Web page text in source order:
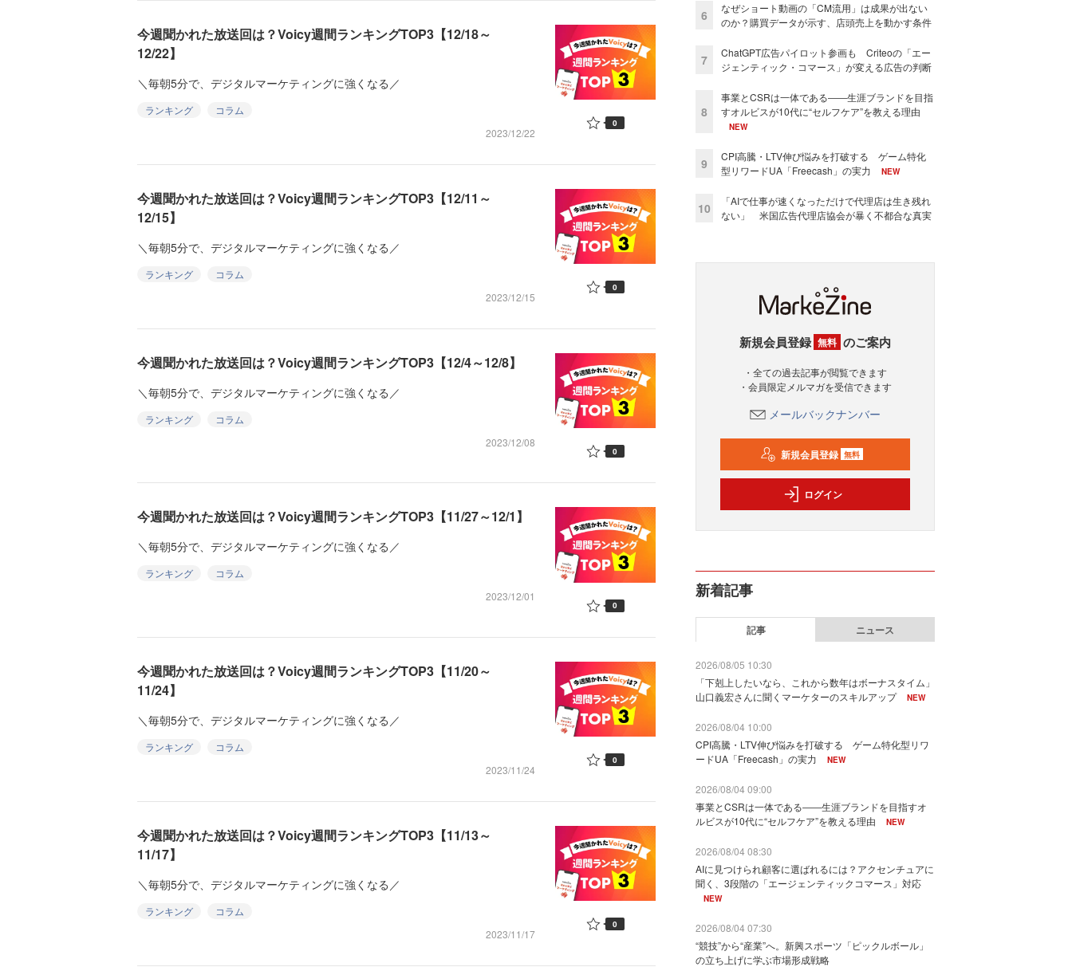
今週聞かれた放送回は？Voicy週間ランキングTOP3【12/18～
12/22】
＼毎朝5分で、デジタルマーケティングに強くなる／
ランキング
コラム
2023/12/22
0
今週聞かれた放送回は？Voicy週間ランキングTOP3【12/11～
12/15】
＼毎朝5分で、デジタルマーケティングに強くなる／
ランキング
コラム
2023/12/15
0
今週聞かれた放送回は？Voicy週間ランキングTOP3【12/4～12/8】
＼毎朝5分で、デジタルマーケティングに強くなる／
ランキング
コラム
2023/12/08
0
今週聞かれた放送回は？Voicy週間ランキングTOP3【11/27～12/1】
＼毎朝5分で、デジタルマーケティングに強くなる／
ランキング
コラム
2023/12/01
0
今週聞かれた放送回は？Voicy週間ランキングTOP3【11/20～
11/24】
＼毎朝5分で、デジタルマーケティングに強くなる／
ランキング
コラム
2023/11/24
0
今週聞かれた放送回は？Voicy週間ランキングTOP3【11/13～
11/17】
＼毎朝5分で、デジタルマーケティングに強くなる／
ランキング
コラム
2023/11/17
0
6
なぜショート動画の「CM流用」は成果が出ない
のか？購買データが示す、店頭売上を動かす条件
7
ChatGPT広告パイロット参画も Criteoの「エー
ジェンティック・コマース」が変える広告の判断
8
事業とCSRは一体である――生涯ブランドを目指
すオルビスが10代に“セルフケア”を教える理由
NEW
9
CPI高騰・LTV伸び悩みを打破する ゲーム特化
型リワードUA「Freecash」の実力
NEW
10
「AIで仕事が速くなっただけで代理店は生き残れ
ない」 米国広告代理店協会が暴く不都合な真実
新規会員登録 無料 のご案内
・全ての過去記事が閲覧できます
・会員限定メルマガを受信できます
メールバックナンバー
新規会員登録 無料
ログイン
新着記事
記事 ニュース
2026/08/05 10:30
「下剋上したいなら、これから数年はボーナスタイム」
山口義宏さんに聞くマーケターのスキルアップ
NEW
2026/08/04 10:00
CPI高騰・LTV伸び悩みを打破する ゲーム特化型リワ
ードUA「Freecash」の実力
NEW
2026/08/04 09:00
事業とCSRは一体である――生涯ブランドを目指すオ
ルビスが10代に“セルフケア”を教える理由
NEW
2026/08/04 08:30
AIに見つけられ顧客に選ばれるには？アクセンチュアに
聞く、3段階の「エージェンティックコマース」対応
NEW
2026/08/04 07:30
“競技”から“産業”へ。新興スポーツ「ピックルボール」
の立ち上げに学ぶ市場形成戦略